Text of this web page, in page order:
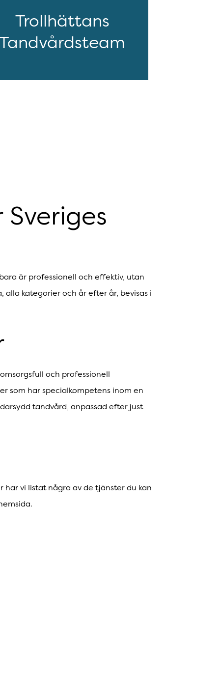
Trollhättans
är professionell och effektiv, utan
alla kategorier och år efter år, bevisas i
och professionell
som har specialkompetens inom en
tandvård, anpassad efter just
vi listat några av de tjänster du kan